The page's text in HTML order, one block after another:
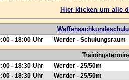
Hier klicken um alle
- 18:00 Uhr Werder - Schulungsraum
- 18:30 Uhr
Werder - 25/50m
- 18:30 Uhr
Werder - 25/50m